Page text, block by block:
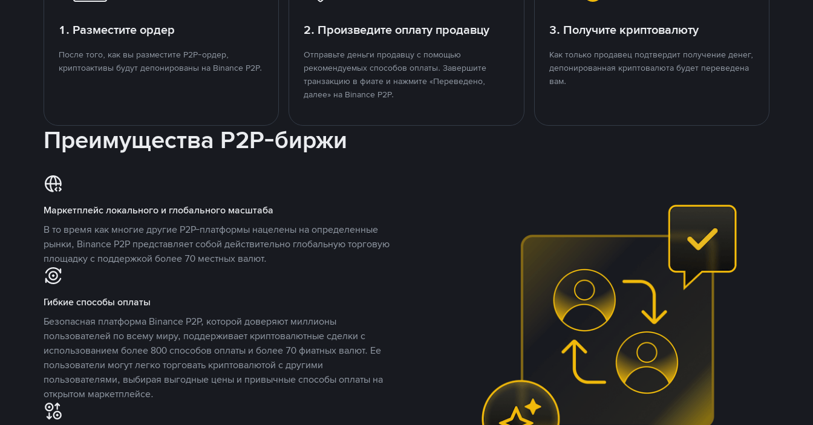
1. Разместите ордер
После того, как вы разместите P2P-ордер,
криптоактивы будут депонированы на Binance P2P.
2. Произведите оплату продавцу
Отправьте деньги продавцу с помощью
рекомендуемых способов оплаты. Завершите
транзакцию в фиате и нажмите «Переведено,
далее» на Binance P2P.
3. Получите криптовалюту
Как только продавец подтвердит получение денег,
депонированная криптовалюта будет переведена
вам.
Преимущества P2P-биржи
Маркетплейс локального и глобального масштаба
В то время как многие другие P2P-платформы нацелены на определенные
рынки, Binance P2P представляет собой действительно глобальную торговую
площадку с поддержкой более 70 местных валют.
Гибкие способы оплаты
Безопасная платформа Binance P2P, которой доверяют миллионы
пользователей по всему миру, поддерживает криптовалютные сделки с
использованием более 800 способов оплаты и более 70 фиатных валют. Ее
пользователи могут легко торговать криптовалютой с другими
пользователями, выбирая выгодные цены и привычные способы оплаты на
открытом маркетплейсе.